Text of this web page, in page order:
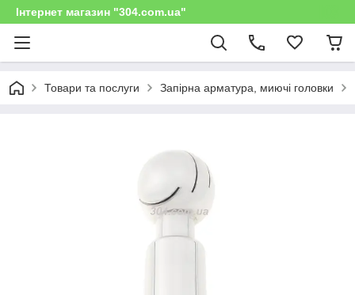
Інтернет магазин "304.com.ua"
Товари та послуги Запірна арматура, миючі головки